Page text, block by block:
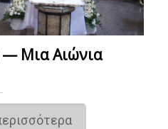
Μια Αιώνια